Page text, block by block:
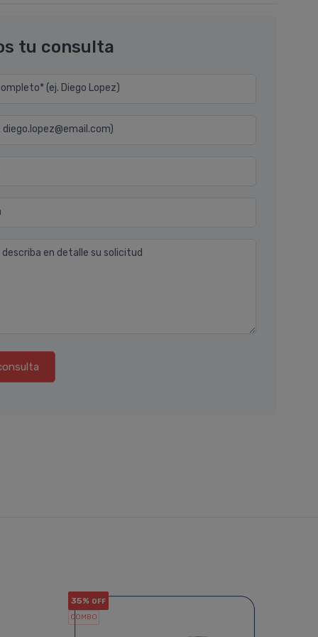
tu consulta
(ej. Diego Lopez)
diego.lopez@email.com)
en detalle su solicitud
35% OFF
COMBO